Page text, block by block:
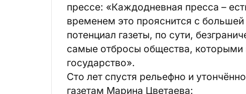
прессе: «Каждодневная пресса –
временем это прояснится с
потенциал газеты, по сути,
самые отбросы общества, которыми
государство».
Сто лет спустя рельефно и
газетам Марина Цветаева: